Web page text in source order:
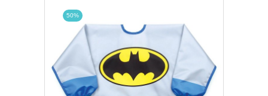
50%